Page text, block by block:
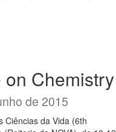
Chemistry
de 2015
Ciências da Vida (6th